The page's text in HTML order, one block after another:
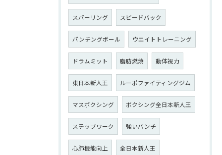
スパーリング スピードバック
パンチングボール ウエイトトレーニング
ドラムミット 脂肪燃焼 動体視力
東日本新人王 ルーポファイティングジム
マスボクシング ボクシング全日本新人王
ステップワーク 強いパンチ
心肺機能向上 全日本新人王